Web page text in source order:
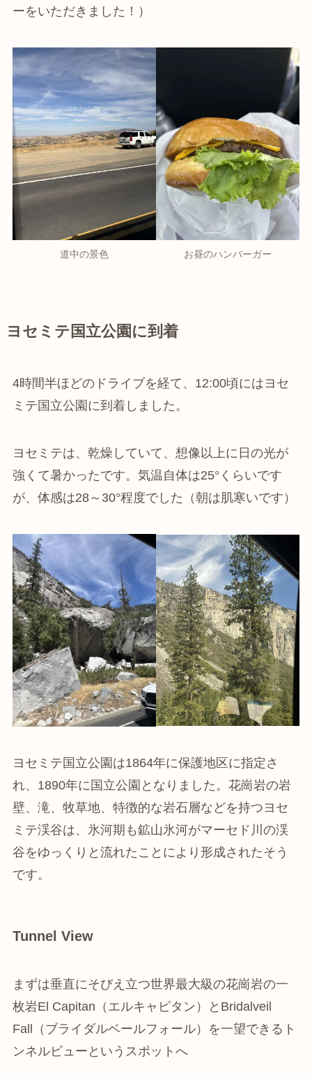
ーをいただきました！）
道中の景色 お昼のハンバーガー
ヨセミテ国立公園に到着
4時間半ほどのドライブを経て、12:00頃にはヨセ
ミテ国立公園に到着しました。
ヨセミテは、乾燥していて、想像以上に日の光が
強くて暑かったです。気温自体は25°くらいです
が、体感は28～30°程度でした（朝は肌寒いです）
ヨセミテ国立公園は1864年に保護地区に指定さ
れ、1890年に国立公園となりました。花崗岩の岩
壁、滝、牧草地、特徴的な岩石層などを持つヨセ
ミテ渓谷は、氷河期も鉱山氷河がマーセド川の渓
谷をゆっくりと流れたことにより形成されたそう
です。
Tunnel View
まずは垂直にそびえ立つ世界最大級の花崗岩の一
枚岩El Capitan（エルキャピタン）とBridalveil
Fall（ブライダルベールフォール）を一望できるト
ンネルビューというスポットへ